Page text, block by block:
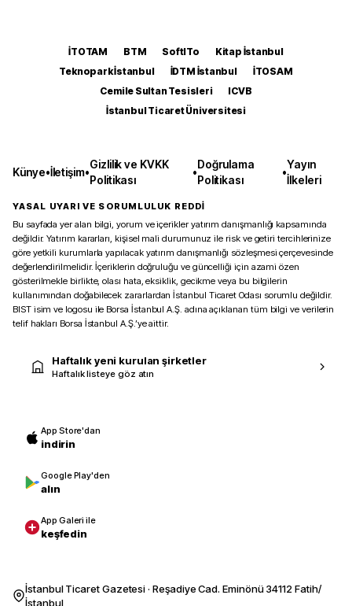
İTOTAM BTM SoftITo
Kitap İstanbul
Teknopark İstanbul
İDTM İstanbul
İTOSAM
Cemile Sultan Tesisleri
ICVB
İstanbul Ticaret Üniversitesi
Künye•İletişim•
Gizlilik ve KVKK
Politikası
•
Doğrulama
Politikası
•
Yayın
İlkeleri
YASAL UYARI VE SORUMLULUK REDDİ
Bu sayfada yer alan bilgi, yorum ve içerikler yatırım danışmanlığı kapsamında
değildir. Yatırım kararları, kişisel mali durumunuz ile risk ve getiri tercihlerinize
göre yetkili kurumlarla yapılacak yatırım danışmanlığı sözleşmesi çerçevesinde
değerlendirilmelidir. İçeriklerin doğruluğu ve güncelliği için azami özen
gösterilmekle birlikte, olası hata, eksiklik, gecikme veya bu bilgilerin
kullanımından doğabilecek zararlardan İstanbul Ticaret Odası sorumlu değildir.
BIST isim ve logosu ile Borsa İstanbul A.Ş. adına açıklanan tüm bilgi ve verilerin
telif hakları Borsa İstanbul A.Ş.’ye aittir.
Haftalık yeni kurulan şirketler
Haftalık listeye göz atın
App Store'dan
indirin
Google Play'den
alın
App Galeri ile
keşfedin
İstanbul Ticaret Gazetesi · Reşadiye Cad. Eminönü 34112 Fatih/
İstanbul